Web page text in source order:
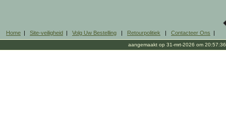
Home | Site-veiligheid | Volg Uw Bestelling | Retourpolitiek | Contacteer Ons |
aangemaakt op 31-mrt-2026 om